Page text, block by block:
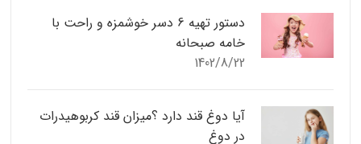
دستور تهیه 6 دسر خوشمزه و راحت با
خامه صبحانه
1402/8/22
آیا دوغ قند دارد ؟میزان قند کربوهیدرات
در دوغ